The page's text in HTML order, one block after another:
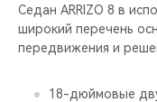
Седан ARRIZO 8 в
широкий перечень
передвижения и
18-дюймовые